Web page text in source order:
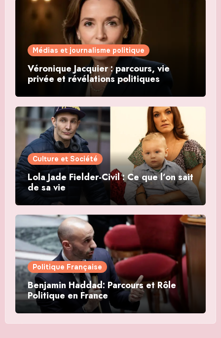
Médias et journalisme politique
Véronique Jacquier : parcours, vie
privée et révélations politiques
Culture et Société
Lola Jade Fielder-Civil : Ce que l’on sait
de sa vie
Politique Française
Benjamin Haddad: Parcours et Rôle
Politique en France